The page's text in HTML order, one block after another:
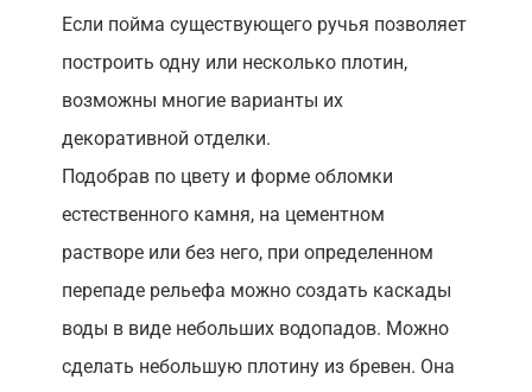
Если пойма существующего ручья позволяет
построить одну или несколько плотин,
возможны многие варианты их
декоративной отделки.
Подобрав по цвету и форме обломки
естественного камня, на цементном
растворе или без него, при определенном
перепаде рельефа можно создать каскады
воды в виде небольших водопадов. Можно
сделать небольшую плотину из бревен. Она